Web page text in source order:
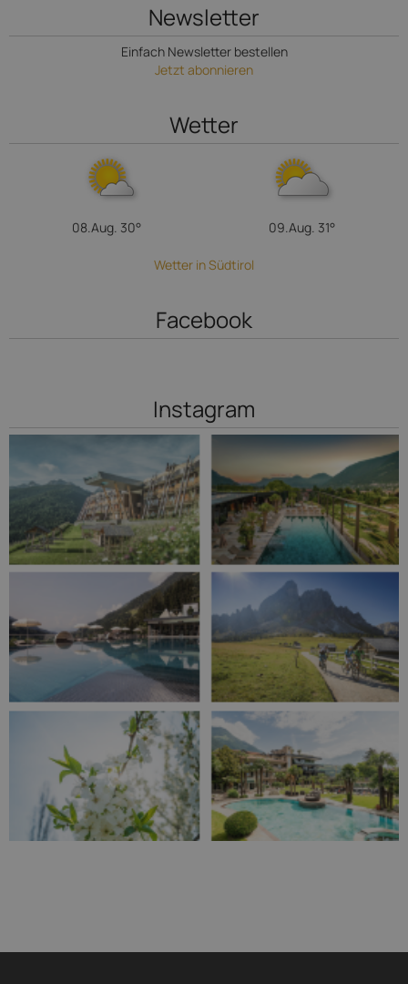
Newsletter
Einfach Newsletter bestellen
Jetzt abonnieren
Wetter
08.Aug. 30° 09.Aug. 31°
Wetter in Südtirol
Facebook
Instagram